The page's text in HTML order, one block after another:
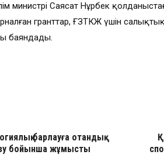
министрі Саясат Нұрбек
гранттар, ҒЗТКЖ үшін
баяндады.
барлауға отандық
бойынша жұмысты